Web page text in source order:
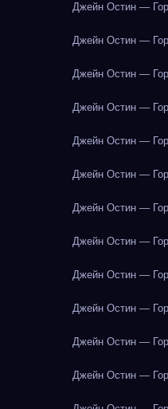
Джейн Остин —
Джейн Остин —
Джейн Остин —
Джейн Остин —
Джейн Остин —
Джейн Остин —
Джейн Остин —
Джейн Остин —
Джейн Остин —
Джейн Остин —
Джейн Остин —
Джейн Остин —